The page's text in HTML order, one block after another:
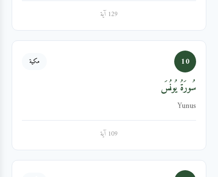
129 آية
10 مكية
سُورَةُ يُونُسَ
Yunus
109 آية